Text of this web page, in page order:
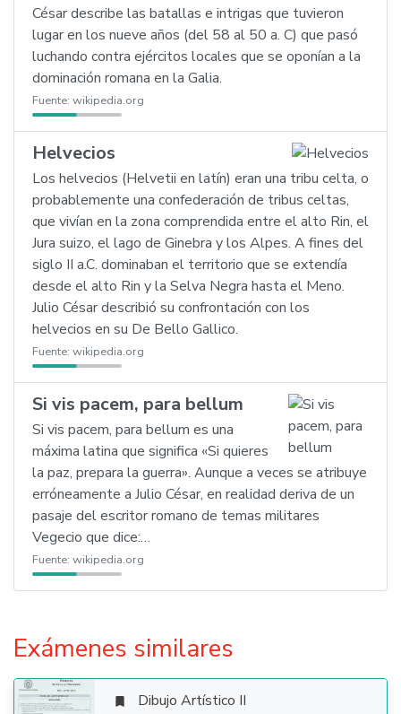
César describe las batallas e intrigas que tuvieron
lugar en los nueve años (del 58 al 50 a. C) que pasó
luchando contra ejércitos locales que se oponían a la
dominación romana en la Galia.
Fuente: wikipedia.org
Helvecios
Los helvecios (Helvetii en latín) eran una tribu celta, o
probablemente una confederación de tribus celtas,
que vivían en la zona comprendida entre el alto Rin, el
Jura suizo, el lago de Ginebra y los Alpes. A fines del
siglo II a.C. dominaban el territorio que se extendía
desde el alto Rin y la Selva Negra hasta el Meno.
Julio César describió su confrontación con los
helvecios en su De Bello Gallico.
Fuente: wikipedia.org
Si vis pacem, para bellum
Si vis pacem, para bellum es una
máxima latina que significa «Si quieres
la paz, prepara la guerra». Aunque a veces se atribuye
erróneamente a Julio César, en realidad deriva de un
pasaje del escritor romano de temas militares
Vegecio que dice:…
Fuente: wikipedia.org
Exámenes similares
 Dibujo Artístico II